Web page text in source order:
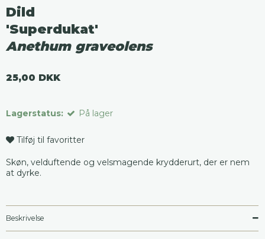
Dild
'Superdukat'
Anethum graveolens
25,00 DKK
Lagerstatus: På lager
Tilføj til favoritter
Skøn, velduftende og velsmagende krydderurt, der er nem
at dyrke.
Beskrivelse